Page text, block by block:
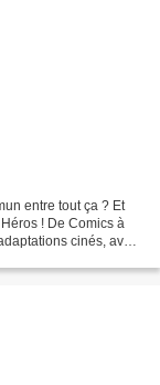
entre tout ça ? Et
! De Comics à
cinés, avec